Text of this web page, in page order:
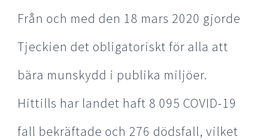
Från och med den 18 mars 2020 gjorde
Tjeckien det obligatoriskt för alla att
bära munskydd i publika miljöer.
Hittills har landet haft 8 095 COVID-19
fall bekräftade och 276 dödsfall, vilket